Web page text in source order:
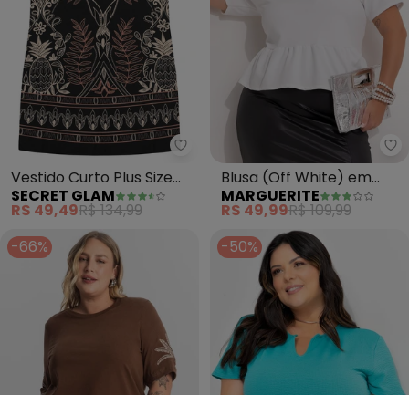
Secret Glam - Vestido Curto
Vestido Curto Plus Size
(Preto)
SECRET GLAM
R$ 49,49R$ 134,99
Blusa (Off White) em
Malha Crepe
MARGUERITE
R$ 49,99R$ 109,99
-66%
-50%